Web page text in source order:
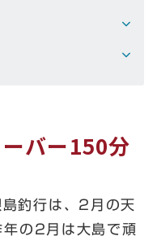
バー150分
釣行は、2月の天
年の2月は大島で頑